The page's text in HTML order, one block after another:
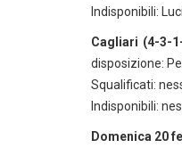
Indisponibili:
Cagliari (4-3-
disposizione:
Squalificati:
Indisponibili:
Domenica 20